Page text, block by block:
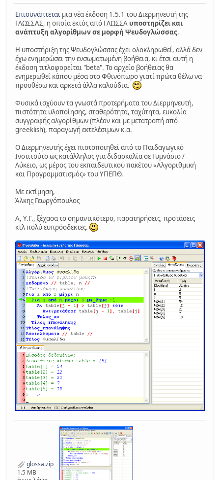
Επισυνάπτεται μια νέα έκδοση 1.5.1 του Διερμηνευτή της
ΓΛΩΣΣΑΣ, η οποία εκτός από ΓΛΩΣΣΑ υποστηρίζει και
ανάπτυξη αλγορίθμων σε μορφή Ψευδογλώσσας.
Η υποστήριξη της Ψευδογλώσσας έχει ολοκληρωθεί, αλλά δεν
έχω ενημερώσει την ενσωματωμένη βοήθεια, κι έτσι αυτή η
έκδοση τιτλοφορείται "beta". Το αρχείο βοήθειας θα
ενημερωθεί κάπου μέσα στο Φθινόπωρο γιατί πρώτα θέλω να
προσθέσω και αρκετά άλλα καλούδια.
Φυσικά ισχύουν τα γνωστά προτερήματα του Διερμηνευτή,
πιστότητα υλοποίησης, σταθερότητα, ταχύτητα, ευκολία
συγγραφής αλγορίθμων (πλέον και με μετατροπή από
greeklish), παραγωγή εκτελέσιμων κ.α.
Ο Διερμηνευτής έχει πιστοποιηθεί από το Παιδαγωγικό
Ινστιτούτο ως κατάλληλος για διδασκαλία σε Γυμνάσιο /
Λύκειο, ως μέρος του εκπαιδευτικού πακέτου «Αλγοριθμική
και Προγραμματισμός» του ΥΠΕΠΘ.
Με εκτίμηση,
Άλκης Γεωργόπουλος
Α, Υ.Γ., ξέχασα το σημαντικότερο, παρατηρήσεις, προτάσεις
κτλ πολύ ευπρόσδεκτες.
glossa.zip
1.5 MB